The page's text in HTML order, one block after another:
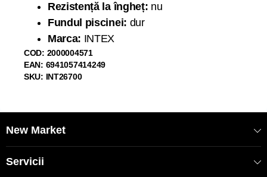
Rezistență la îngheț: nu
Fundul piscinei: dur
Marca: INTEX
COD: 2000004571
EAN: 6941057414249
SKU: INT26700
New Market
Servicii